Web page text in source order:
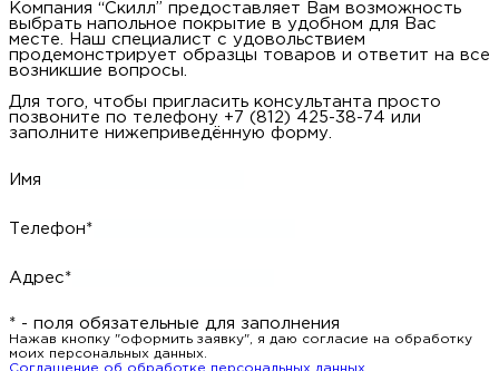
Компания “Скилл” предоставляет Вам возможность
выбрать напольное покрытие в удобном для Вас
месте. Наш специалист с удовольствием
продемонстрирует образцы товаров и ответит на все
возникшие вопросы.
Для того, чтобы пригласить консультанта просто
позвоните по телефону +7 (812) 425-38-74 или
заполните нижеприведённую форму.
Имя
Телефон*
Адрес*
* - поля обязательные для заполнения
Нажав кнопку "оформить заявку", я даю согласие на обработку
моих персональных данных.
Соглашение об обработке персональных данных